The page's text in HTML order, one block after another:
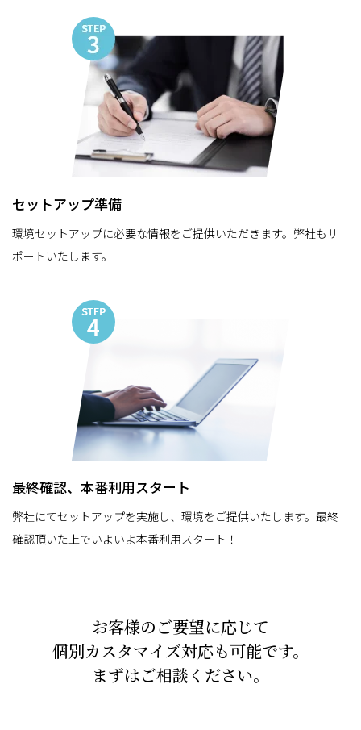
セットアップ準備
環境セットアップに必要な情報をご提供いただきます。弊社もサ
ポートいたします。
最終確認、 本番利用スタート
弊社にてセットアップを実施し、環境をご提供いたします。最終
確認頂いた上でいよいよ本番利用スタート！
お客様のご要望に応じて
個別カスタマイズ対応も可能です。
まずはご相談ください。